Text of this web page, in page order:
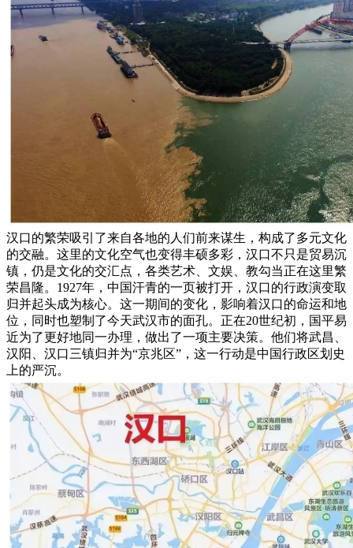
汉口的繁荣吸引了来自各地的人们前来谋生，构成了多元文化
的交融。这里的文化空气也变得丰硕多彩，汉口不只是贸易沉
镇，仍是文化的交汇点，各类艺术、文娱、教勾当正在这里繁
荣昌隆。1927年，中国汗青的一页被打开，汉口的行政演变取
归并起头成为核心。这一期间的变化，影响着汉口的命运和地
位，同时也塑制了今天武汉市的面孔。正在20世纪初，国平易
近为了更好地同一办理，做出了一项主要决策。他们将武昌、
汉阳、汉口三镇归并为“京兆区”，这一行动是中国行政区划史
上的严沉。